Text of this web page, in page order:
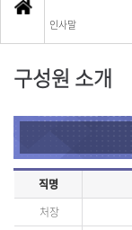
인사말
구성원 소개
직명
처장